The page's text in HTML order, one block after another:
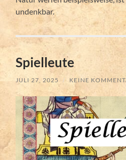
undenkbar.
Spielleute
JULI 27, 2025 / KEINE